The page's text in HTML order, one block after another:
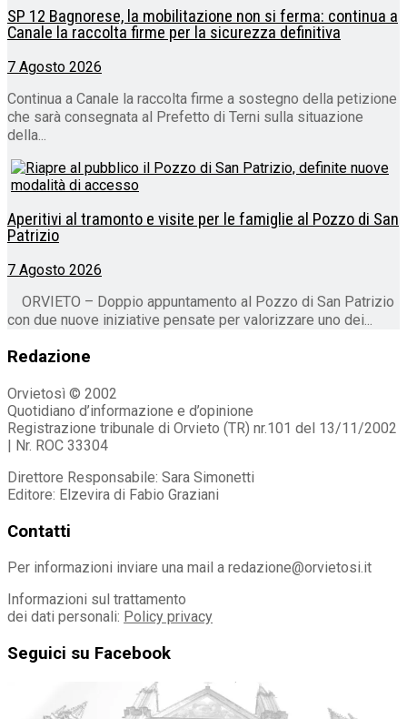
SP 12 Bagnorese, la mobilitazione non si ferma: continua a
Canale la raccolta firme per la sicurezza definitiva
7 Agosto 2026
Continua a Canale la raccolta firme a sostegno della petizione
che sarà consegnata al Prefetto di Terni sulla situazione
della...
Aperitivi al tramonto e visite per le famiglie al Pozzo di San
Patrizio
7 Agosto 2026
ORVIETO – Doppio appuntamento al Pozzo di San Patrizio
con due nuove iniziative pensate per valorizzare uno dei...
Redazione
Orvietosì © 2002
Quotidiano d’informazione e d’opinione
Registrazione tribunale di Orvieto (TR) nr.101 del 13/11/2002
| Nr. ROC 33304
Direttore Responsabile: Sara Simonetti
Editore: Elzevira di Fabio Graziani
Contatti
Per informazioni inviare una mail a redazione@orvietosi.it
Informazioni sul trattamento
dei dati personali: Policy privacy
Seguici su Facebook